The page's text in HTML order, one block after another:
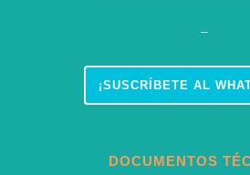
–
¡SUSCRÍBETE AL
DOCUMENTOS